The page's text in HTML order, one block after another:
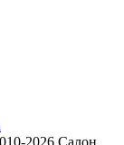
2026 Салон